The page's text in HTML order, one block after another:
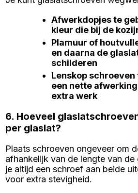
Afwerkdopjes te
kleur die bij de
Plamuur of
en daarna de
schilderen
Lenskop schroeven
een nette
extra werk
6. Hoeveel
per glaslat?
Plaats schroeven ongeveer om
afhankelijk van de lengte van
je altijd een schroef aan beide
voor extra stevigheid.